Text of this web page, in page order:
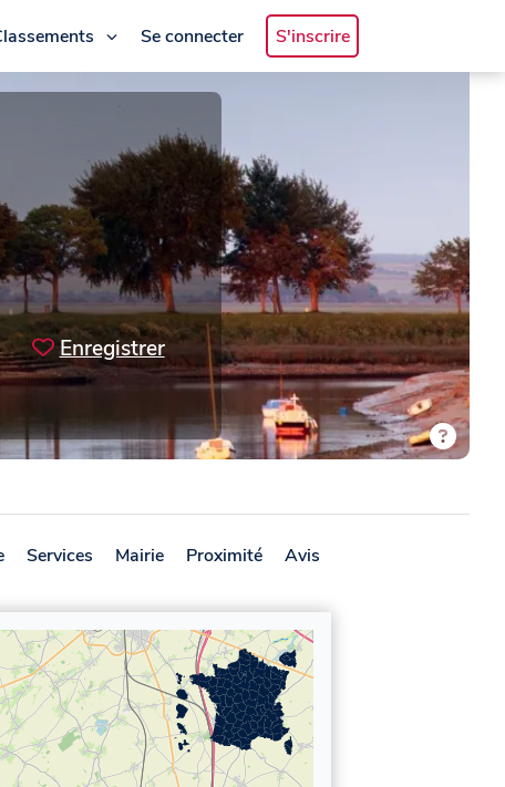
Se connecter S'inscrire
Enregistrer
Services Mairie Proximité Avis